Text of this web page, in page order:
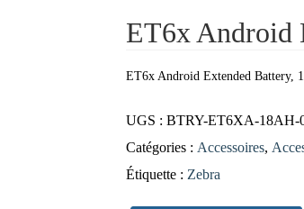
ET6x Android
ET6x Android Extended Battery,
UGS :BTRY-ET6XA-18AH-
Catégories : Accessoires,
Étiquette : Zebra